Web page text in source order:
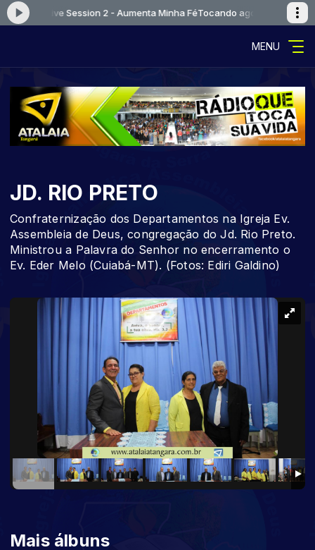
agora: Live Session 2 - Aumenta Minha FéTocando agora: Live Session
MENU
JD. RIO PRETO
Confraternização dos Departamentos na Igreja Ev.
Assembleia de Deus, congregação do Jd. Rio Preto.
Ministrou a Palavra do Senhor no encerramento o
Ev. Eder Melo (Cuiabá-MT). (Fotos: Ediri Galdino)
Mais álbuns